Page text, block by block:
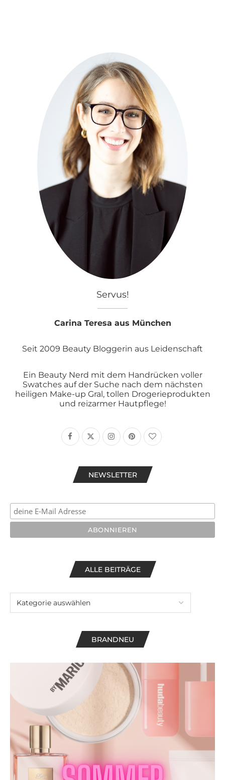
Servus!
Carina Teresa aus München
Seit 2009 Beauty Bloggerin aus Leidenschaft
Ein Beauty Nerd mit dem Handrücken voller
Swatches auf der Suche nach dem nächsten
heiligen Make-up Gral, tollen Drogerieprodukten
und reizarmer Hautpflege!
NEWSLETTER
ALLE BEITRÄGE
BRANDNEU